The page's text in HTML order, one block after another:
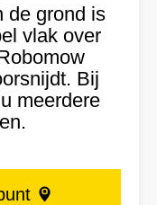
de grond is
vlak over
Bij
meerdere